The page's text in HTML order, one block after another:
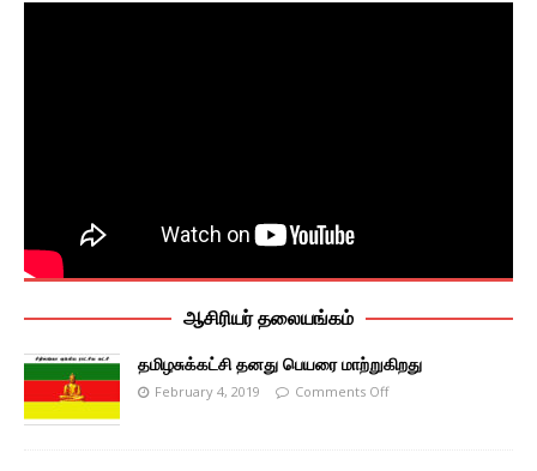
ஆசிரியர் தலையங்கம்
தமிழசுக்கட்சி தனது பெயரை மாற்றுகிறது
February 4, 2019 Comments Off